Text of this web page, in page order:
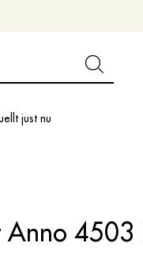
just nu
Anno 4503